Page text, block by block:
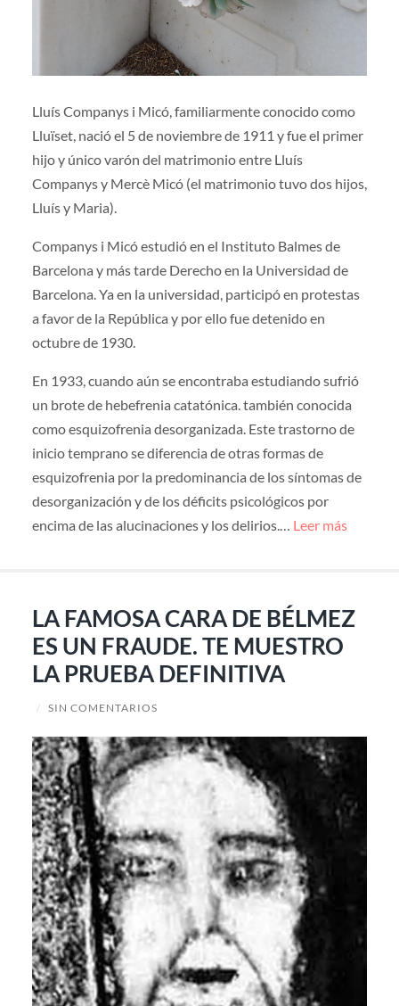
Lluís Companys i Micó, familiarmente conocido como
Lluïset, nació el 5 de noviembre de 1911 y fue el primer
hijo y único varón del matrimonio entre Lluís
Companys y Mercè Micó (el matrimonio tuvo dos hijos,
Lluís y Maria).
Companys i Micó estudió en el Instituto Balmes de
Barcelona y más tarde Derecho en la Universidad de
Barcelona. Ya en la universidad, participó en protestas
a favor de la República y por ello fue detenido en
octubre de 1930.
En 1933, cuando aún se encontraba estudiando sufrió
un brote de hebefrenia catatónica. también conocida
como esquizofrenia desorganizada. Este trastorno de
inicio temprano se diferencia de otras formas de
esquizofrenia por la predominancia de los síntomas de
desorganización y de los déficits psicológicos por
encima de las alucinaciones y los delirios.… Leer más
LA FAMOSA CARA DE BÉLMEZ
ES UN FRAUDE. TE MUESTRO
LA PRUEBA DEFINITIVA
/ SIN COMENTARIOS